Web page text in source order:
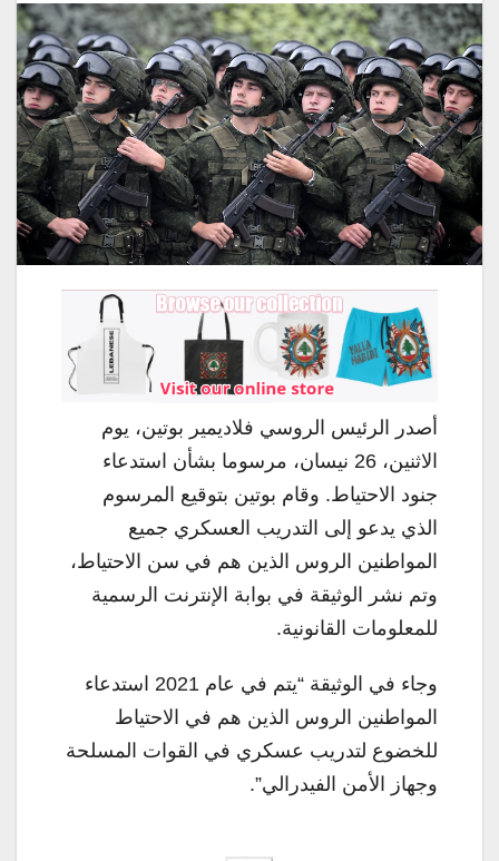
أصدر الرئيس الروسي فلاديمير بوتين، يوم
الاثنين، 26 نيسان، مرسوما بشأن استدعاء
جنود الاحتياط. وقام بوتين بتوقيع المرسوم
الذي يدعو إلى التدريب العسكري جميع
المواطنين الروس الذين هم في سن الاحتياط،
وتم نشر الوثيقة في بوابة الإنترنت الرسمية
للمعلومات القانونية.
وجاء في الوثيقة “يتم في عام 2021 استدعاء
المواطنين الروس الذين هم في الاحتياط
للخضوع لتدريب عسكري في القوات المسلحة
وجهاز الأمن الفيدرالي”.